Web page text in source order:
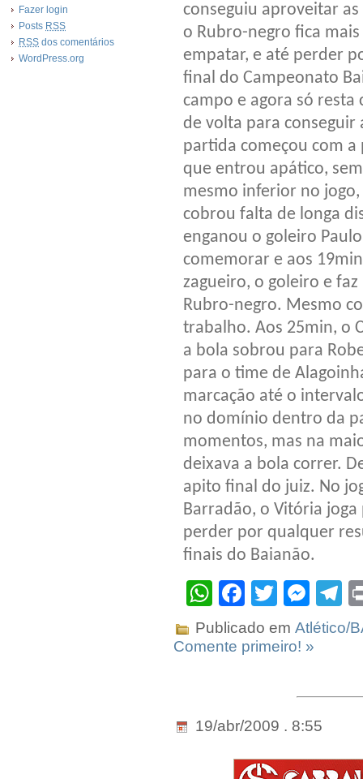
Fazer login
Posts RSS
RSS dos comentários
WordPress.org
conseguiu aproveitar
o Rubro-negro fica
empatar, e até perder
final do Campeonato
campo e agora só
de volta para
partida começou com
que entrou apático,
mesmo inferior no
cobrou falta de longa
enganou o goleiro
comemorar e aos
zagueiro, o goleiro e
Rubro-negro. Mesmo
trabalho. Aos 25min, o
a bola sobrou para
para o time de
marcação até o
no domínio dentro da
momentos, mas na
deixava a bola correr.
apito final do juiz. No
Barradão, o Vitória
perder por qualquer
finais do Baianão.
WhatsApp
Facebook
Twitter
Publicado em Atlético/
Comente primeiro! »
19/abr/2009 . 8:55